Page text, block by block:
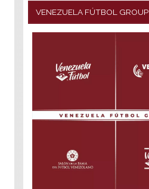
VENEZUELA FÚTBOL GROUP